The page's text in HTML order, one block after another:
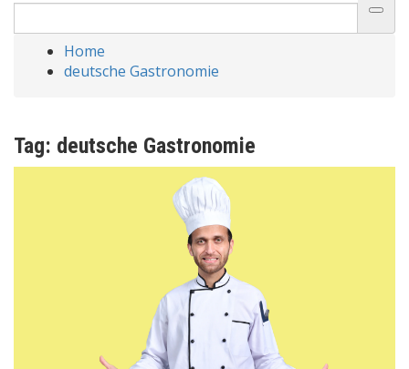
Home
deutsche Gastronomie
Tag: deutsche Gastronomie